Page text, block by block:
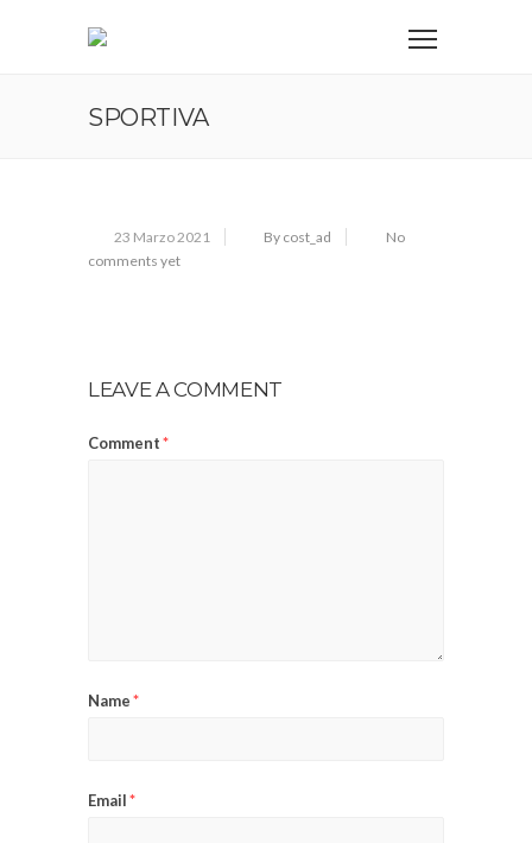
SPORTIVA
23 Marzo 2021 By cost_ad
No
comments yet
LEAVE A COMMENT
Comment*
Name*
Email*